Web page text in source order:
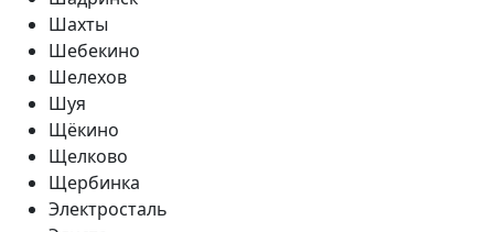
Шахты
Шебекино
Шелехов
Шуя
Щёкино
Щелково
Щербинка
Электросталь